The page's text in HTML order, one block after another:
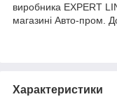
виробника EXPERT
магазині Авто-пром.
Характеристики